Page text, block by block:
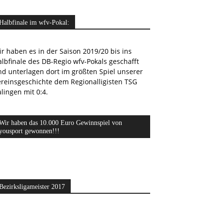
im wfv-Pokal:
haben es in der Saison 2019/20 bis ins
des DB-Regio wfv-Pokals geschafft
unterlagen dort im größten Spiel unserer
dem Regionalligisten TSG
mit 0:4.
haben das 10.000 Euro Gewinnspiel von
gewonnen!!!
2017